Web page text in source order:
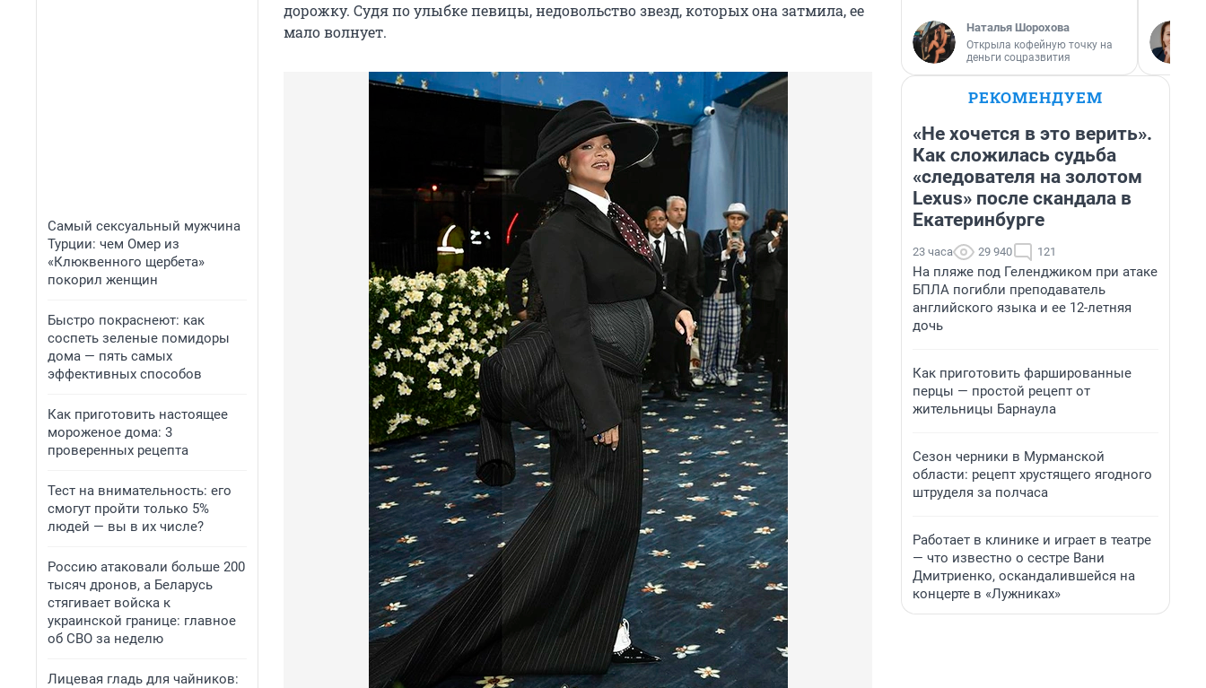
Самый сексуальный мужчина
Турции: чем Омер из
«Клюквенного щербета»
покорил женщин
Быстро покраснеют: как
соспеть зеленые помидоры
дома — пять самых
эффективных способов
Как приготовить настоящее
мороженое дома: 3
проверенных рецепта
Тест на внимательность: его
смогут пройти только 5%
людей — вы в их числе?
Россию атаковали больше 200
тысяч дронов, а Беларусь
стягивает войска к
украинской границе: главное
об СВО за неделю
Лицевая гладь для чайников:
дорожку. Судя по улыбке певицы, недовольство звезд, которых она затмила, ее
мало волнует.
Наталья Шорохова
Открыла кофейную точку на
деньги соцразвития
РЕКОМЕНДУЕМ
«Не хочется в это верить».
Как сложилась судьба
«следователя на золотом
Lexus» после скандала в
Екатеринбурге
23 часа 29 940 121
На пляже под Геленджиком при атаке
БПЛА погибли преподаватель
английского языка и ее 12-летняя
дочь
Как приготовить фаршированные
перцы — простой рецепт от
жительницы Барнаула
Сезон черники в Мурманской
области: рецепт хрустящего ягодного
штруделя за полчаса
Работает в клинике и играет в театре
— что известно о сестре Вани
Дмитриенко, оскандалившейся на
концерте в «Лужниках»